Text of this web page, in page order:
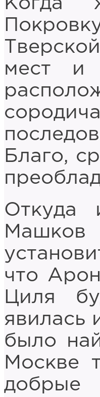
мест и
Благо,
Откуда
что
Циля
явилась
было
Москве
добрые